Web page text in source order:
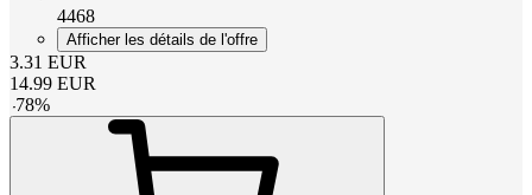
4468
Afficher les détails de l'offre
3.31 EUR
14.99 EUR
-78%